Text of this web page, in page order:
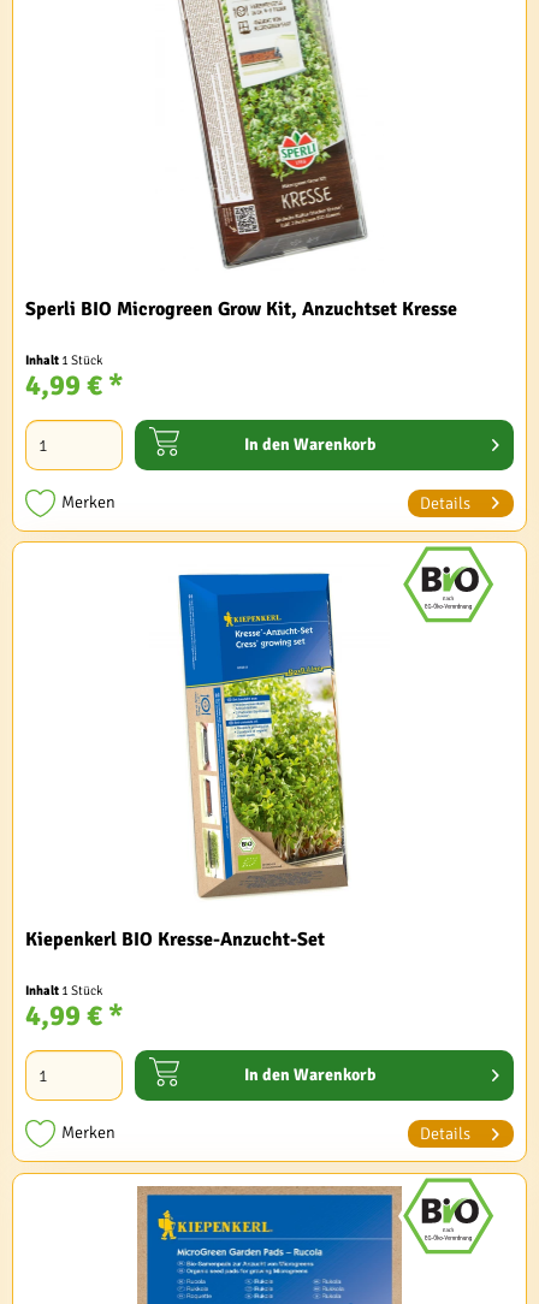
Sperli BIO Microgreen Grow Kit, Anzuchtset Kresse
Inhalt 1 Stück
4,99 € *
In den Warenkorb
Merken Details
Kiepenkerl BIO Kresse-Anzucht-Set
Inhalt 1 Stück
4,99 € *
In den Warenkorb
Merken Details